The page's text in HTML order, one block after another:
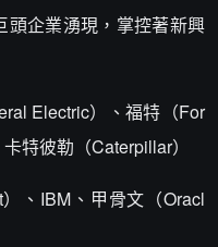
頭企業湧現，掌控著新興
Electric）、福特（For
特彼勒（Caterpillar）
）、IBM、甲骨文（Oracl